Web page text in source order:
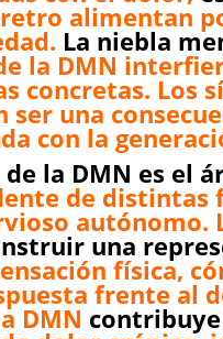
alimentan
La niebla
la DMN
concretas. Los
una
con la
la DMN es el
de distintas
autónomo.
una
física,
frente al
DMN